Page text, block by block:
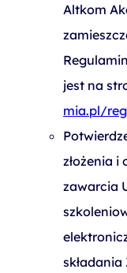
Altkom
jest na
mia.pl/
złożenia i
zawarcia